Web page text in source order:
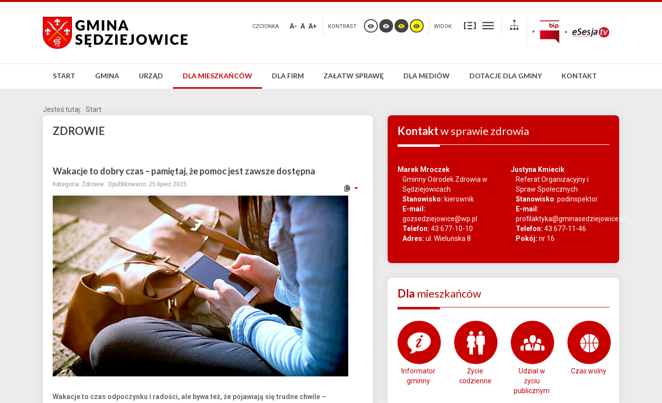
CZCIONKA A- A A+ KONTRAST WIDOK
START GMINA URZĄD DLA MIESZKAŃCÓW DLA FIRM ZAŁATW SPRAWĘ DLA MEDIÓW DOTACJE DLA GMINY KONTAKT
Jesteś tutaj: Start
ZDROWIE
Wakacje to dobry czas – pamiętaj, że pomoc jest zawsze dostępna
Kategoria: Zdrowie Opublikowano: 25 lipiec 2025
Wakacje to czas odpoczynku i radości, ale bywa też, że pojawiają się trudne chwile –
Kontaktw sprawie zdrowia
Marek Mroczek
Gminny Ośrodek Zdrowia w
Sędziejowicach
Stanowisko: kierownik
E-mail:
gozsedziejowice@wp.pl
Telefon: 43 677-10-10
Adres: ul. Wieluńska 8
Justyna Kmiecik
Referat Organizacyjny i
Spraw Społecznych
Stanowisko: podinspektor
E-mail:
profilaktyka@gminasedziejowice.pl
Telefon: 43 677-11-46
Pokój: nr 16
Dla mieszkańców
Informator
gminny
Życie
codzienne
Udział w
życiu
publicznym
Czas wolny